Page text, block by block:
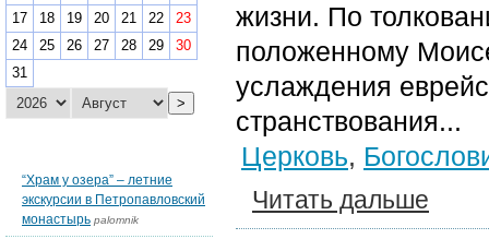
жизни. По
положенному
услаждения
странствования...
Церковь,
Читать дальше
17
18 19 20 21 22
23
24
25 26 27 28 29
30
31
>
“Храм у озера” – летние
экскурсии в Петропавловский
монастырь palomnik